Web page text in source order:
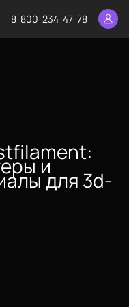
8-800-234-47-78
и
для 3d-